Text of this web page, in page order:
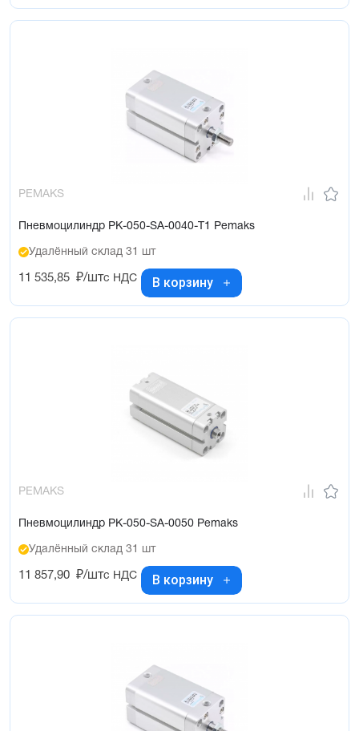
PEMAKS
Пневмоцилиндр PK-050-SA-0040-T1 Pemaks
Удалённый склад 31 шт
11 535,85 ₽/штс НДС В корзину
PEMAKS
Пневмоцилиндр PK-050-SA-0050 Pemaks
Удалённый склад 31 шт
11 857,90 ₽/штс НДС В корзину